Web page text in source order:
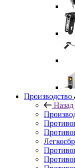
Производство
Назад